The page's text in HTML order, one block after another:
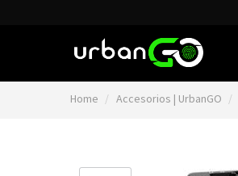
Home Accesorios | UrbanGO